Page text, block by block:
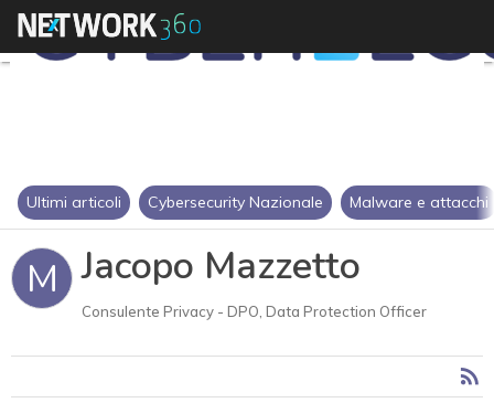
Ultimi articoli Cybersecurity Nazionale Malware e attacchi
M Jacopo Mazzetto
Consulente Privacy - DPO, Data Protection Officer